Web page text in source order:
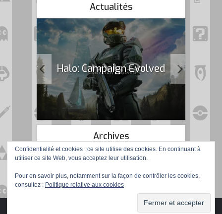
Actualités
Halo: Campaign Evolved
Archives
Copyright © 2016 Gamer de Père en Fils. Tous droits réservés.
Confidentialité et cookies : ce site utilise des cookies. En continuant à
utiliser ce site Web, vous acceptez leur utilisation.
Pour en savoir plus, notamment sur la façon de contrôler les cookies,
consultez : Politique relative aux cookies